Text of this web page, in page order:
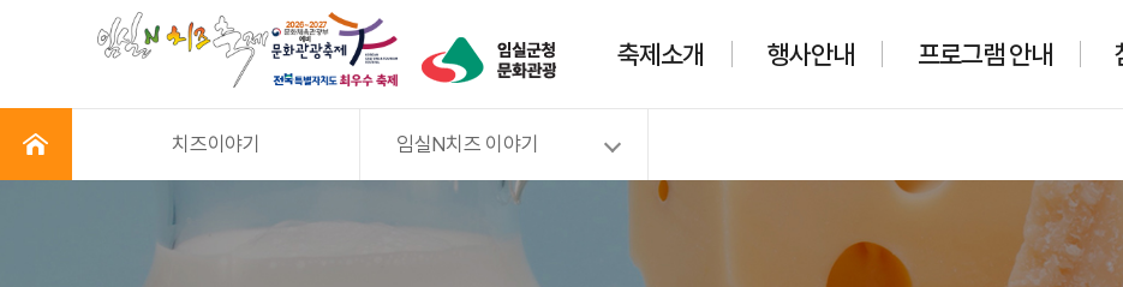
축제소개 행사안내 프로그램 안내
치즈이야기 임실N치즈 이야기